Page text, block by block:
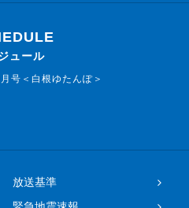
ュール
号＜白根ゆたんぽ＞
放送基準